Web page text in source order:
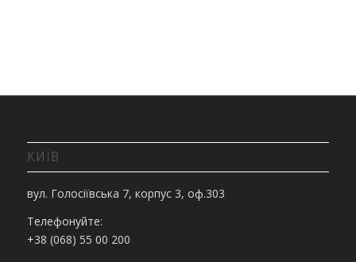
КИЇВ
вул. Голосіївська 7, корпус 3, оф.303
Телефонуйте:
+38 (068) 55 00 200